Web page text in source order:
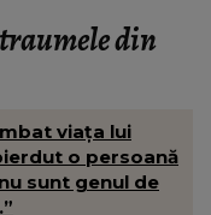
din
viața lui
o persoană
sunt genul de